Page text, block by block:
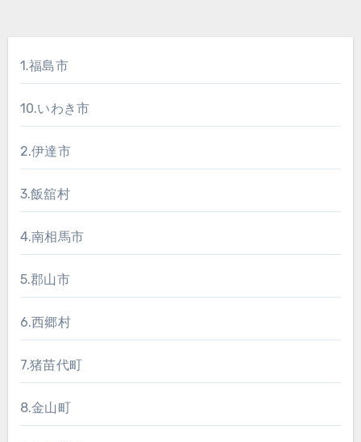
1.福島市
10.いわき市
2.伊達市
3.飯舘村
4.南相馬市
5.郡山市
6.西郷村
7.猪苗代町
8.金山町